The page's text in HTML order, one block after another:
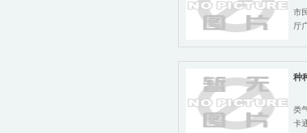
市
厅
种
类
卡